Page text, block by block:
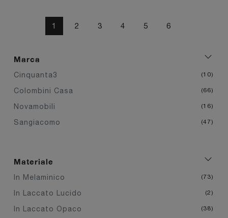
Marca
Cinquanta3 10
Colombini Casa 66
Novamobili 16
Sangiacomo 47
Materiale
In Melaminico 73
In Laccato Lucido 2
In Laccato Opaco 38
1 2 3 4 5 6